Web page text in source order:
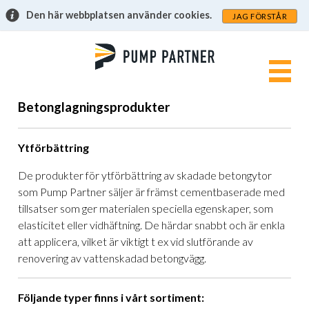
Den här webbplatsen använder cookies. JAG FÖRSTÅR
Betonglagningsprodukter
Ytförbättring
De produkter för ytförbättring av skadade betongytor
som Pump Partner säljer är främst cementbaserade med
tillsatser som ger materialen speciella egenskaper, som
elasticitet eller vidhäftning. De härdar snabbt och är enkla
att applicera, vilket är viktigt t ex vid slutförande av
renovering av vattenskadad betongvägg.
Följande typer finns i vårt sortiment: